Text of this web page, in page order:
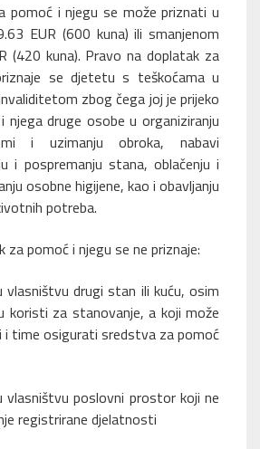
pomoć i njegu se može priznati u
EUR (600 kuna) ili smanjenom
(420 kuna). Pravo na doplatak za
se djetetu s teškoćama u
zbog čega joj je prijeko
njega druge osobe u organiziranju
i uzimanju obroka, nabavi
i pospremanju stana, oblačenju i
osobne higijene, kao i obavljanju
potreba.
za pomoć i njegu se ne priznaje:
drugi stan ili kuću, osim
koristi za stanovanje, a koji može
time osigurati sredstva za pomoć
vlasništvu poslovni prostor koji ne
registrirane djelatnosti